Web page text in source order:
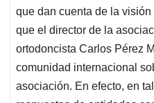
que dan cuenta de la
que el director de la
ortodoncista Carlos Pérez
comunidad internacional
asociación. En efecto, en